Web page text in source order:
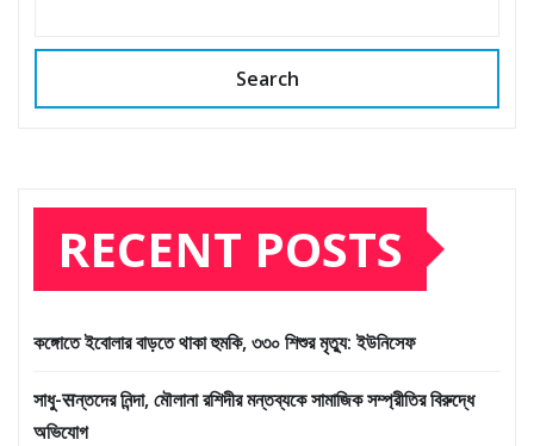
Search
RECENT POSTS
কঙ্গোতে ইবোলার বাড়তে থাকা হুমকি, ৩৩০ শিশুর মৃত্যু: ইউনিসেফ
সাধু-सন্তদের নিন্দা, মৌলানা রশিদীর মন্তব্যকে সামাজিক সম্প্রীতির বিরুদ্ধে
অভিযোগ